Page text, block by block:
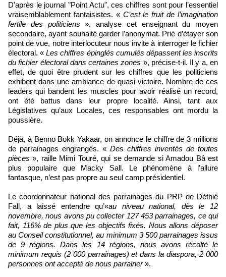
D'après le journal "Point Actu", ces chiffres sont pour l’essentiel
vraisemblablement fantaisistes. « C’est le fruit de l’imagination
fertile des politiciens », analyse cet enseignant du moyen
secondaire, ayant souhaité garder l’anonymat. Prié d’étayer son
point de vue, notre interlocuteur nous invite à interroger le fichier
électoral. «Les chiffres épinglés cumulés dépassent les inscrits
du fichier électoral dans certaines zones », précise-t-il. Il y a, en
effet, de quoi être prudent sur les chiffres que les politiciens
exhibent dans une ambiance de quasi-victoire. Nombre de ces
leaders qui bandent les muscles pour avoir réalisé un record,
ont été battus dans leur propre localité. Ainsi, tant aux
Législatives qu’aux Locales, ces responsables ont mordu la
poussière.
Déjà, à Benno Bokk Yakaar, on annonce le chiffre de 3 millions
de parrainages engrangés. « Des chiffres inventés de toutes
pièces», raille Mimi Touré, qui se demande si Amadou Bâ est
plus populaire que Macky Sall. Le phénomène à l’allure
fantasque, n’est pas propre au seul camp présidentiel.
Le coordonnateur national des parrainages du PRP de Déthié
Fall, a laissé entendre qu’«au niveau national, dès le 12
novembre, nous avons pu collecter 127 453 parrainages, ce qui
fait, 116% de plus que les objectifs fixés. Nous allons déposer
au Conseil constitutionnel, au minimum 3 500 parrainages issus
de 9 régions. Dans les 14 régions, nous avons récolté le
minimum requis (2 000 parrainages) et dans la diaspora, 2 000
personnes ont accepté de nous parrainer».